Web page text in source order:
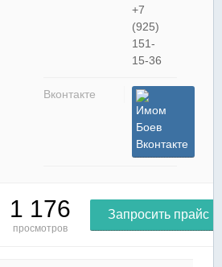
+7
(925)
151-
15-36
Вконтакте
Имом
Боев
Вконтакте
1 176
просмотров
Запросить прайс